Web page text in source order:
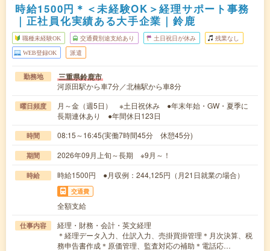
時給1500円＊＜未経験OK＞経理サポート事務
｜正社員化実績ある大手企業｜鈴鹿
職種未経験OK 交通費別途支給あり 土日祝日が休み 残業なし
WEB登録OK 派遣
勤務地 三重県鈴鹿市
河原田駅から車7分／北楠駅から車8分
曜日頻度
月～金（週5日） ※土日祝休み ●年末年始・GW・夏季に
長期連休あり ●年間休日123日
時間 08:15～16:45(実働7時間45分 休憩45分)
期間 2026年09月上旬～長期 ※9月～！
時給 時給1500円 ●月収例：244,125円（月21日就業の場合）
交通費
全額支給
仕事内容
経理・財務・会計・英文経理
＊経理データ入力、仕訳入力、売掛買掛管理＊月次決算、税
務申告書作成＊原価管理、監査対応の補助＊電話応…